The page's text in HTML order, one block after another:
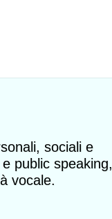
sociali e
public speaking,
vocale.